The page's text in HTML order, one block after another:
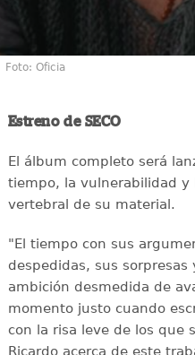
Foto: Oficia
Estreno de SECO
El álbum completo será
tiempo, la vulnerabilidad y
vertebral de su material.
"El tiempo con sus
despedidas, sus sorpresas
ambición desmedida de
momento justo cuando
con la risa leve de los que
Ricardo acerca de este